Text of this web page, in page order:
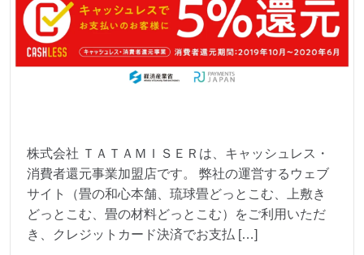
株式会社 ＴＡＴＡＭＩＳＥＲは、キャッシュレス・
消費者還元事業加盟店です。 弊社の運営するウェブ
サイト（畳の和心本舗、琉球畳どっとこむ、上敷き
どっとこむ、畳の材料どっとこむ）をご利用いただ
き、クレジットカード決済でお支払 […]